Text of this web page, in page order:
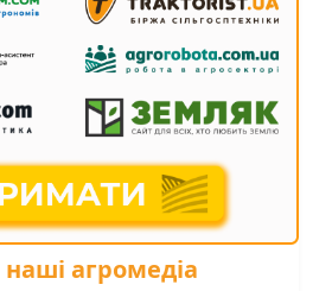
агромедіа